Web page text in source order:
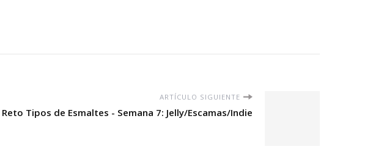
ARTÍCULO SIGUIENTE
Reto Tipos de Esmaltes - Semana 7: Jelly/Escamas/Indie